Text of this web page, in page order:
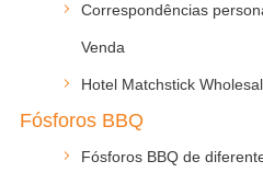
Correspondências
Venda
Hotel Matchstick
Fósforos BBQ
Fósforos BBQ de